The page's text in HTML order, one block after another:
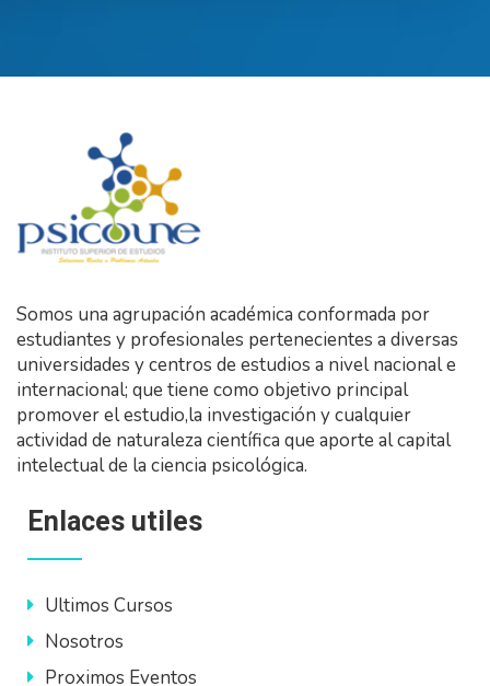
Somos una agrupación académica conformada por
estudiantes y profesionales pertenecientes a diversas
universidades y centros de estudios a nivel nacional e
internacional; que tiene como objetivo principal
promover el estudio,la investigación y cualquier
actividad de naturaleza científica que aporte al capital
intelectual de la ciencia psicológica.
Enlaces utiles
Ultimos Cursos
Nosotros
Proximos Eventos